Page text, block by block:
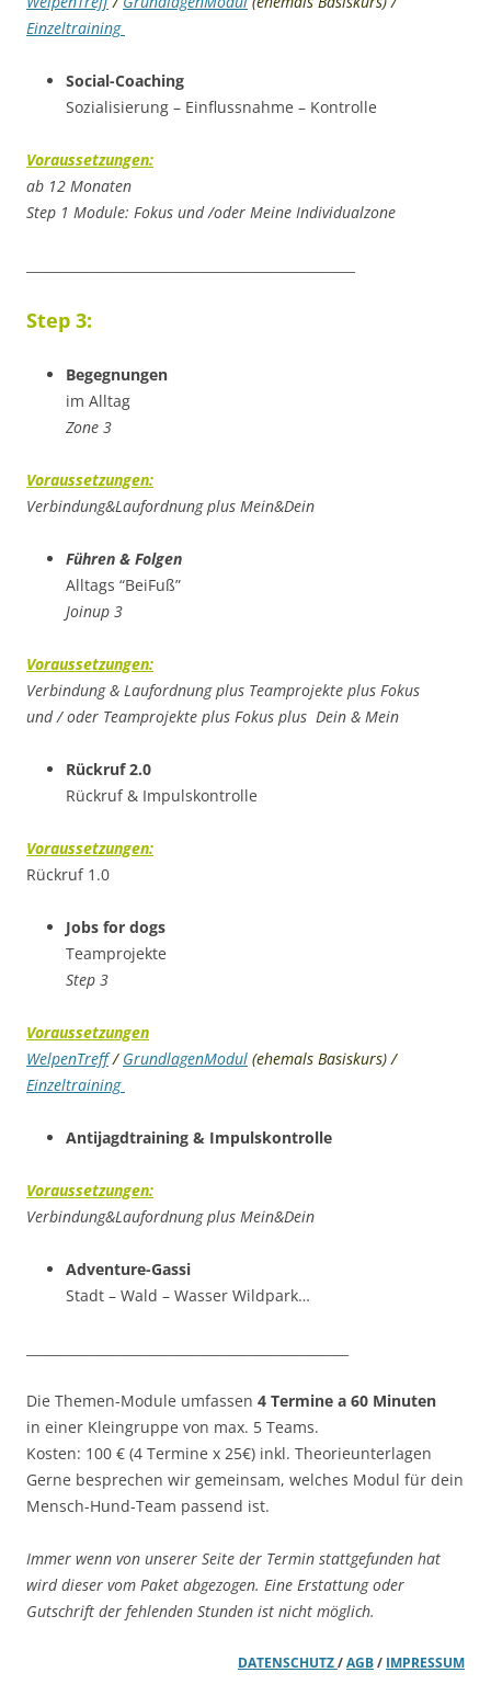
Einzeltraining
Social-Coaching
Sozialisierung – Einflussnahme – Kontrolle
Voraussetzungen:
ab 12 Monaten
Step 1 Module: Fokus und /oder Meine Individualzone
Step 3:
Begegnungen
im Alltag
Zone 3
Voraussetzungen:
Verbindung&Laufordnung plus Mein&Dein
Führen & Folgen
Alltags “BeiFuß”
Joinup 3
Voraussetzungen:
Verbindung & Laufordnung plus Teamprojekte plus Fokus
und / oder Teamprojekte plus Fokus plus Dein & Mein
Rückruf 2.0
Rückruf & Impulskontrolle
Voraussetzungen:
Rückruf 1.0
Jobs for dogs
Teamprojekte
Step 3
Voraussetzungen
WelpenTreff/ GrundlagenModul (ehemals Basiskurs) /
Einzeltraining
Antijagdtraining & Impulskontrolle
Voraussetzungen:
Verbindung&Laufordnung plus Mein&Dein
Adventure-Gassi
Stadt – Wald – Wasser Wildpark…
Die Themen-Module umfassen 4 Termine a 60 Minuten
in einer Kleingruppe von max. 5 Teams.
Kosten: 100 € (4 Termine x 25€) inkl. Theorieunterlagen
Gerne besprechen wir gemeinsam, welches Modul für dein
Mensch-Hund-Team passend ist.
Immer wenn von unserer Seite der Termin stattgefunden hat
wird dieser vom Paket abgezogen. Eine Erstattung oder
Gutschrift der fehlenden Stunden ist nicht möglich.
DATENSCHUTZ/AGB/ IMPRESSUM